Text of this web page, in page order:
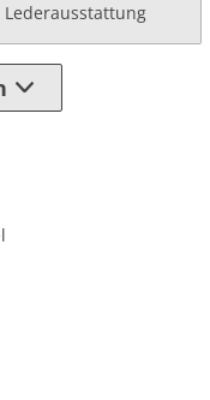
Lederausstattung